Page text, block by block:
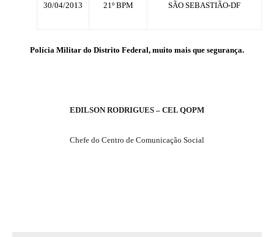
30/04/2013 21º BPM SÃO SEBASTIÃO-DF
Polícia Militar do Distrito Federal, muito mais que segurança.
EDILSON RODRIGUES – CEL QOPM
Chefe do Centro de Comunicação Social